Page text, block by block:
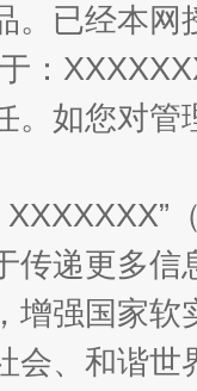
山西：
养老服
。已经本
：
。如您对
传递更多
增强国家
会、和谐